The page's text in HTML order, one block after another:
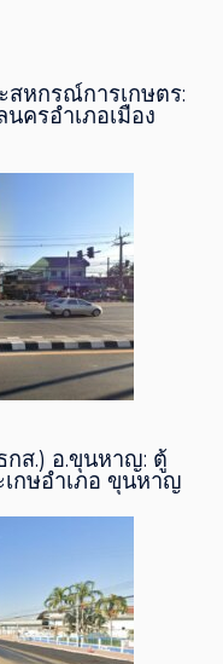
สหกรณ์การเกษตร:
ครอำเภอเมือง
กส.) อ.ขุนหาญ: ตู้
กษอำเภอ ขุนหาญ